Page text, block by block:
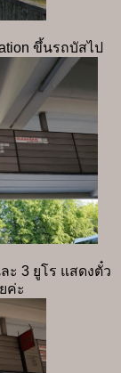
ขึ้นรถบัสไป
ะ 3 ยูโร แสดงตั๋ว
ค่ะ